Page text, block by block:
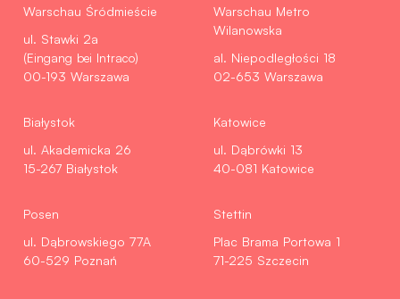
Warschau Śródmieście
ul. Stawki 2a
(Eingang bei Intraco)
00-193 Warszawa
Warschau Metro
Wilanowska
al. Niepodległości 18
02-653 Warszawa
Białystok
ul. Akademicka 26
15-267 Białystok
Katowice
ul. Dąbrówki 13
40-081 Katowice
Posen
ul. Dąbrowskiego 77A
60-529 Poznań
Stettin
Plac Brama Portowa 1
71-225 Szczecin